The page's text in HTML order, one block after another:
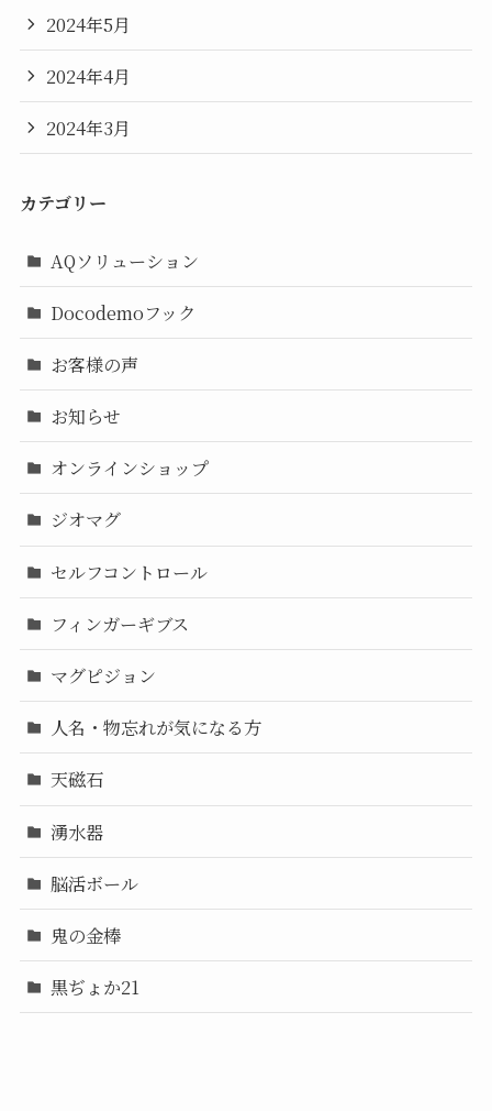
2024年5月
2024年4月
2024年3月
カテゴリー
AQソリューション
Docodemoフック
お客様の声
お知らせ
オンラインショップ
ジオマグ
セルフコントロール
フィンガーギブス
マグピジョン
人名・物忘れが気になる方
天磁石
湧水器
脳活ボール
鬼の金棒
黒ぢょか21